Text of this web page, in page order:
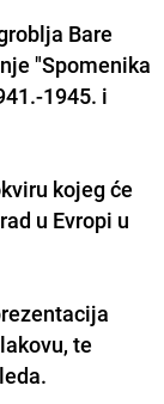
Bare
"Spomenika
1945. i
kojeg će
u Evropi u
te